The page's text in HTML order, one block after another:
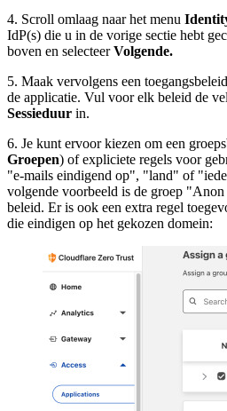
4. Scroll omlaag naar het menu
IdP(s) die u in de vorige sectie hebt
boven en selecteerVolgende.
5. Maak vervolgens een
de applicatie. Vul voor elk beleid de
Sessieduur in.
6. Je kunt ervoor kiezen om een
Groepen) of expliciete regels voor
"e-mails eindigend op", "land" of
volgende voorbeeld is de groep
beleid. Er is ook een extra regel
die eindigen op het gekozen domein: